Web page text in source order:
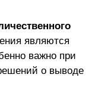
являются
важно при
о выводе